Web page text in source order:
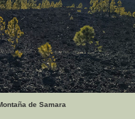
de Samara